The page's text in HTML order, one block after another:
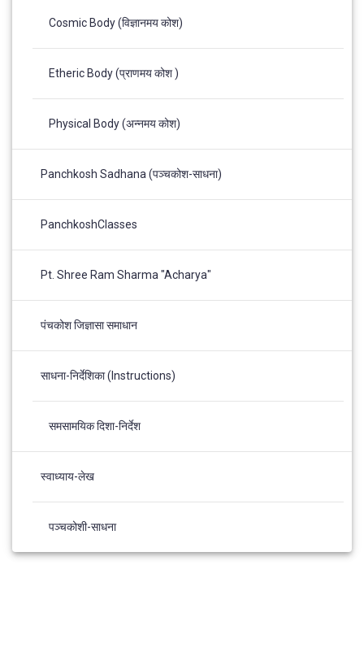
Cosmic Body (विज्ञानमय कोश)
Etheric Body (प्राणमय कोश )
Physical Body (अन्नमय कोश)
Panchkosh Sadhana (पञ्चकोश-साधना)
PanchkoshClasses
Pt. Shree Ram Sharma "Acharya"
पंचकोश जिज्ञासा समाधान
साधना-निर्देशिका (Instructions)
समसामयिक दिशा-निर्देश
स्वाध्याय-लेख
पञ्चकोशी-साधना